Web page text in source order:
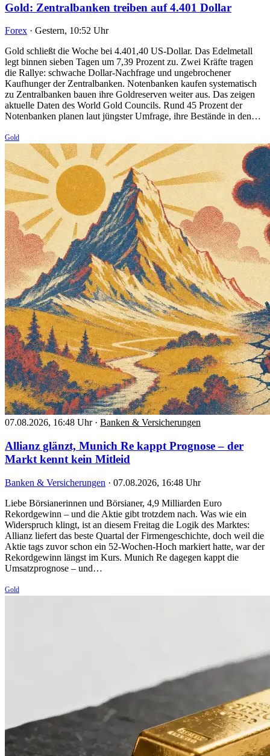
Gold: Zentralbanken treiben auf 4.401 Dollar
Forex · Gestern, 10:52 Uhr
Gold schließt die Woche bei 4.401,40 US-Dollar. Das Edelmetall
legt binnen sieben Tagen um 7,39 Prozent zu. Zwei Kräfte tragen
die Rallye: schwache Dollar-Nachfrage und ungebrochener
Kaufhunger der Zentralbanken. Notenbanken kaufen systematisch
zu Zentralbanken bauen ihre Goldreserven weiter aus. Das zeigen
aktuelle Daten des World Gold Councils. Rund 45 Prozent der
Notenbanken planen laut jüngster Umfrage, ihre Bestände in den…
Gold
07.08.2026, 16:48 Uhr · Banken & Versicherungen
Allianz glänzt, Munich Re kappt Prognose – der
Markt kennt kein Mitleid
Banken & Versicherungen · 07.08.2026, 16:48 Uhr
Liebe Börsianerinnen und Börsianer, 4,9 Milliarden Euro
Rekordgewinn – und die Aktie gibt trotzdem nach. Was wie ein
Widerspruch klingt, ist an diesem Freitag die Logik des Marktes:
Allianz liefert das beste Quartal der Firmengeschichte, doch weil die
Aktie tags zuvor schon ein 52-Wochen-Hoch markiert hatte, war der
Rekordgewinn längst im Kurs. Munich Re dagegen kappt die
Umsatzprognose – und…
Gold